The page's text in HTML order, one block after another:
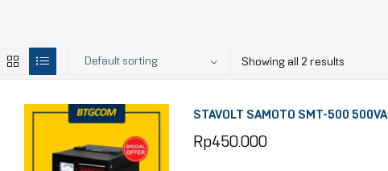
Showing all 2 results
STAVOLT SAMOTO SMT-500 500VA
Rp450.000